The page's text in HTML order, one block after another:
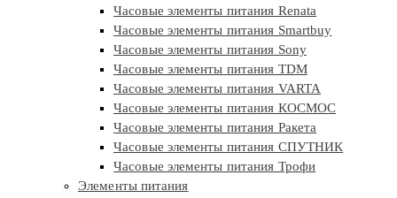
Часовые элементы питания Renata
Часовые элементы питания Smartbuy
Часовые элементы питания Sony
Часовые элементы питания TDM
Часовые элементы питания VARTA
Часовые элементы питания КОСМОС
Часовые элементы питания Ракета
Часовые элементы питания СПУТНИК
Часовые элементы питания Трофи
Элементы питания